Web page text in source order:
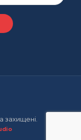
захищені.